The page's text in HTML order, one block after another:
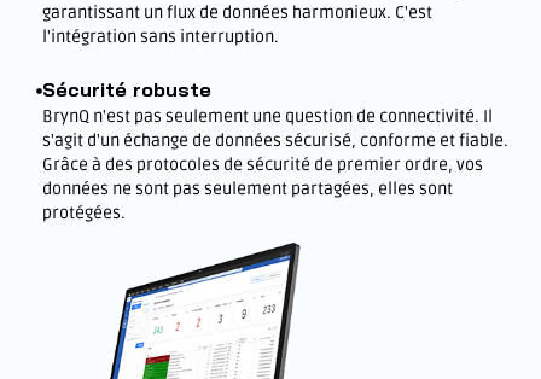
garantissant un flux de données harmonieux. C'est
l'intégration sans interruption.
Sécurité robuste
BrynQ n'est pas seulement une question de connectivité. Il
s'agit d'un échange de données sécurisé, conforme et fiable.
Grâce à des protocoles de sécurité de premier ordre, vos
données ne sont pas seulement partagées, elles sont
protégées.